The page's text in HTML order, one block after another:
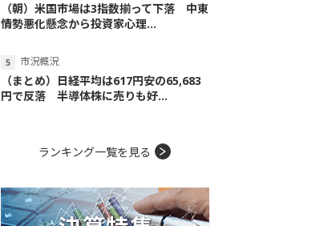
（朝）米国市場は3指数揃って下落 中東
情勢悪化懸念から投資家心理...
市況概況
（まとめ）日経平均は617円安の65,683
円で反落 半導体株に売りも好...
ランキング一覧を見る